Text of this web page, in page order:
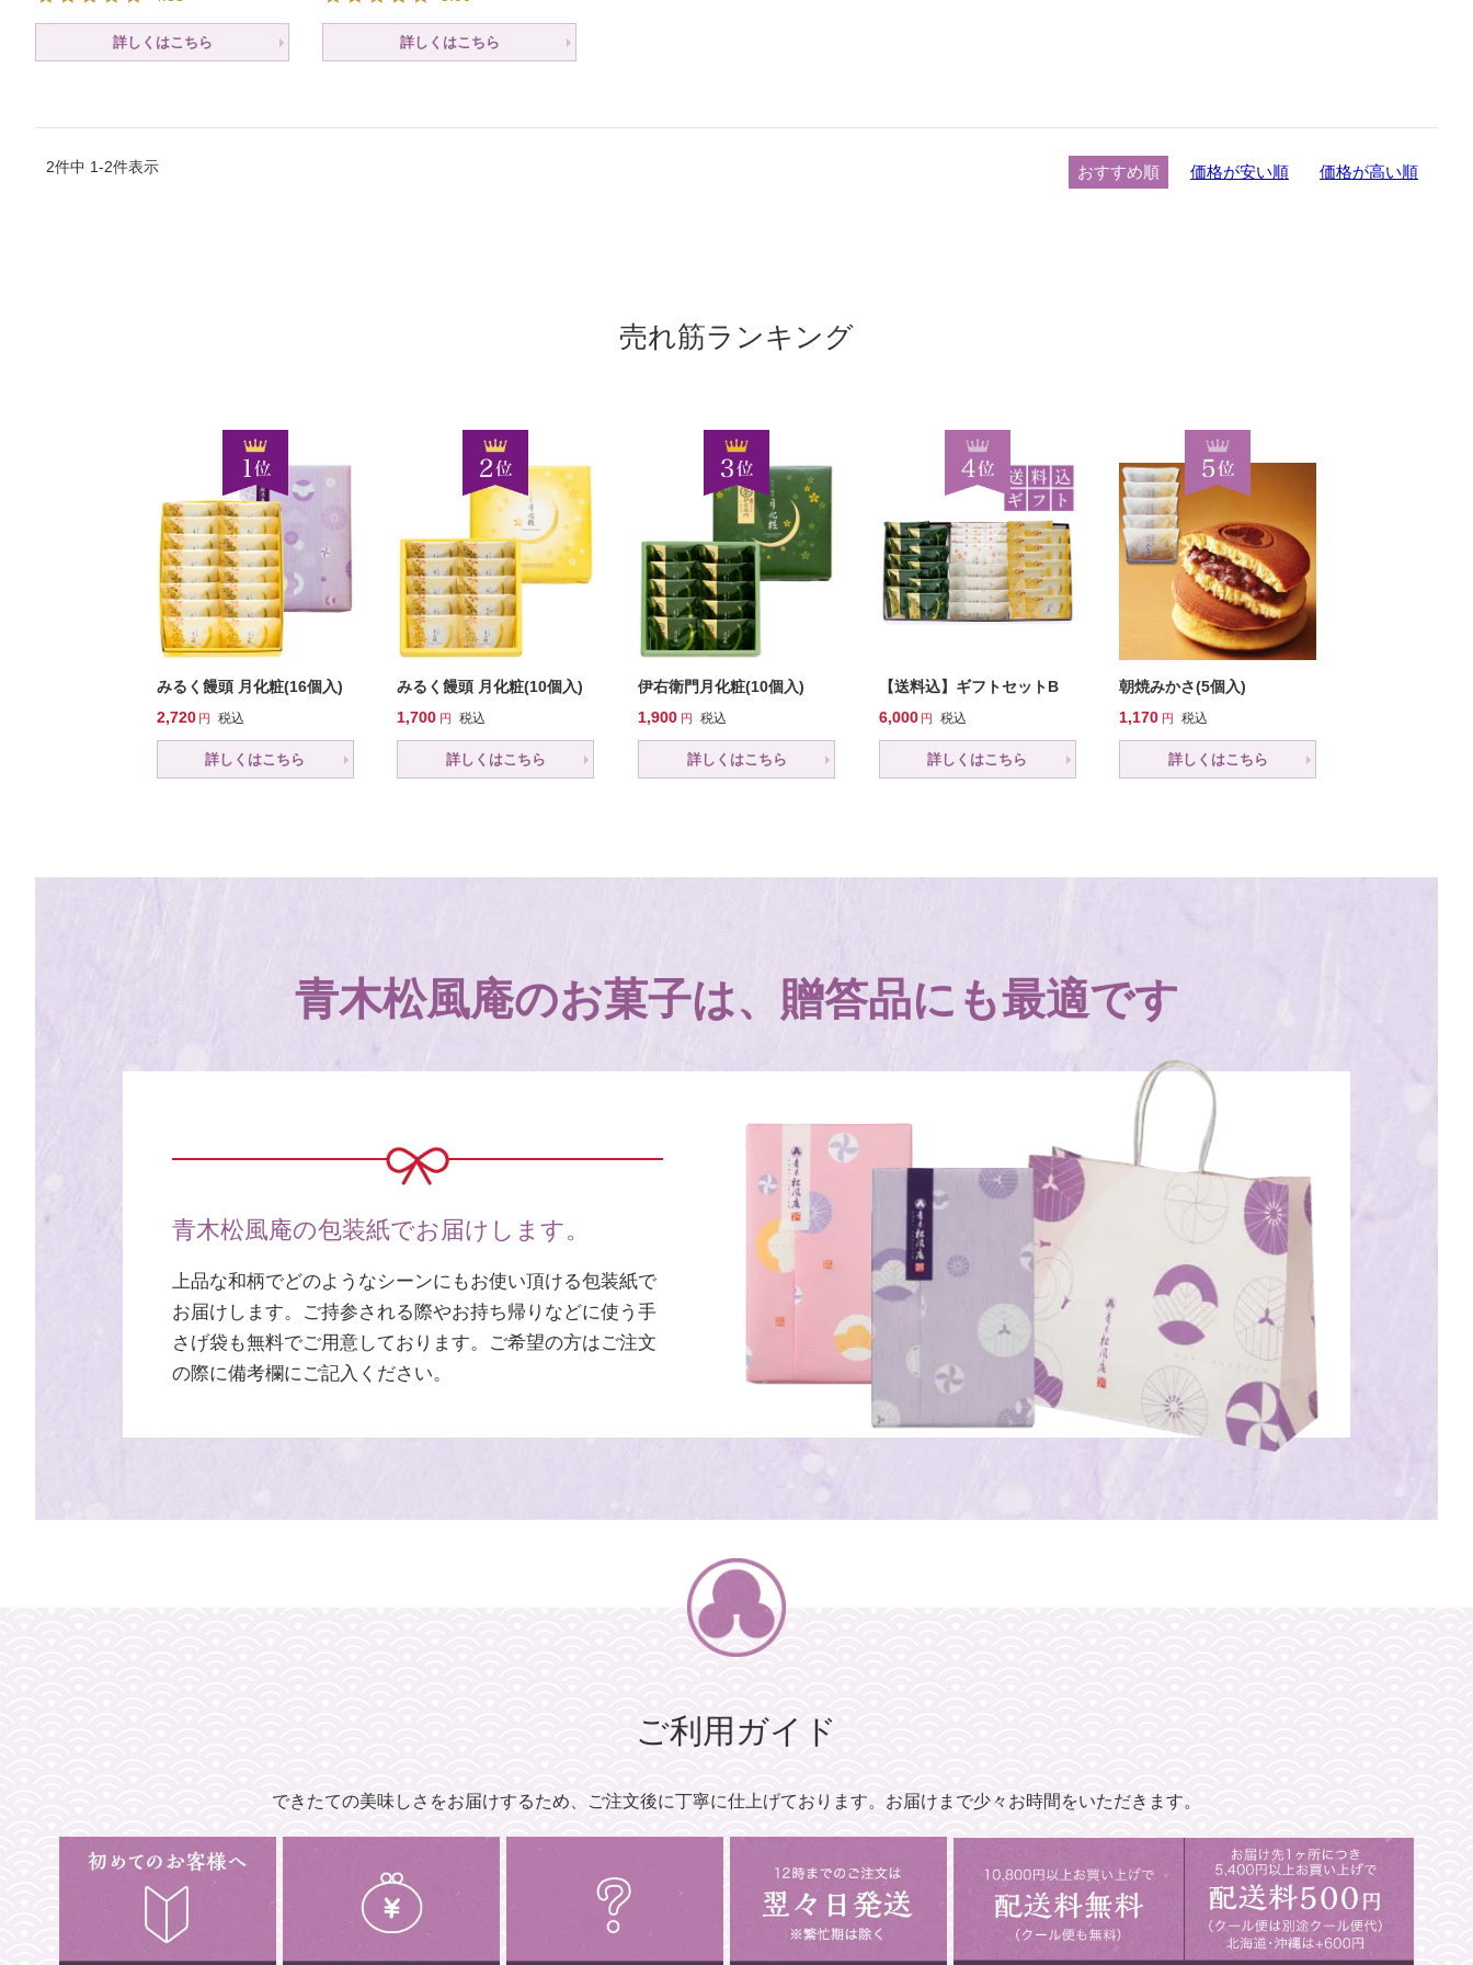
詳しくはこちら 詳しくはこちら
おすすめ順 価格が安い順 価格が高い順
2件中 1-2件表示
売れ筋ランキング
みるく饅頭 月化粧(16個入)
2,720
税込
詳しくはこちら
みるく饅頭 月化粧(10個入)
1,700
税込
詳しくはこちら
伊右衛門月化粧(10個入)
1,900
税込
詳しくはこちら
【送料込】ギフトセットB
6,000
税込
詳しくはこちら
朝焼みかさ(5個入)
1,170
税込
詳しくはこちら
青木松風庵のお菓子は、 贈答品にも最適です
青木松風庵の包装紙でお届けします。
上品な和柄でどのようなシーンにもお使い頂ける包装紙で
お届けします。ご持参される際やお持ち帰りなどに使う手
さげ袋も無料でご用意しております。ご希望の方はご注文
の際に備考欄にご記入ください。
ご利用ガイド
できたての美味しさをお届けするため、 ご注文後に丁寧に仕上げております。 お届けまで少々お時間をいただきます。